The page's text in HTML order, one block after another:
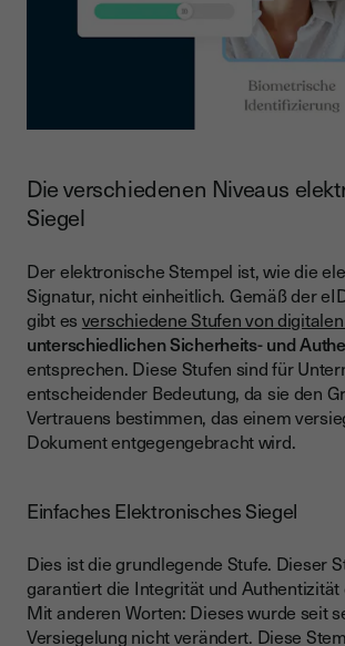
Die verschiedenen Niveaus
Siegel
Der elektronische Stempel ist, wie die
Signatur, nicht einheitlich. Gemäß der
gibt es verschiedene Stufen von
unterschiedlichen Sicherheits- und
entsprechen. Diese Stufen sind für
entscheidender Bedeutung, da sie den
Vertrauens bestimmen, das einem
Dokument entgegengebracht wird.
Einfaches Elektronisches Siegel
Dies ist die grundlegende Stufe. Dieser
garantiert die Integrität und Authentizität
Mit anderen Worten: Dieses wurde seit
Versiegelung nicht verändert. Diese